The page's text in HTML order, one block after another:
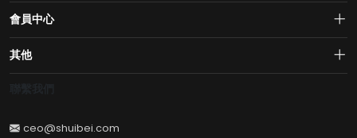
球黃金珠寶跨境電商平臺！AI與區塊鏈的完美結合的【水貝幣$SB】引領
全球黃金珠寶穩定幣RWA新紀元！
About us
Join us
Privacy policy
會員中心
Account
Order
Brand List
其他
ceo@shuibei.com